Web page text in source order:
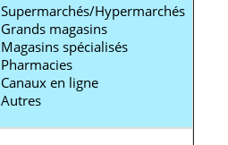
Supermarchés/Hypermarchés
Grands magasins
Magasins spécialisés
Pharmacies
Canaux en ligne
Autres